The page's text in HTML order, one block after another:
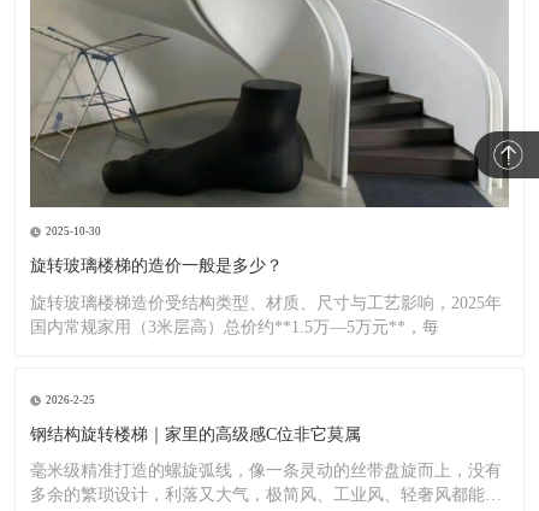
2025-10-30
旋转玻璃楼梯的造价一般是多少？
旋转玻璃楼梯造价受结构类型、材质、尺寸与工艺影响，2025年
国内常规家用（3米层高）总价约**1.5万—5万元**，每
2026-2-25
钢结构旋转楼梯｜家里的高级感C位非它莫属
毫米级精准打造的螺旋弧线，像一条灵动的丝带盘旋而上，没有
多余的繁琐设计，利落又大气，极简风、工业风、轻奢风都能完